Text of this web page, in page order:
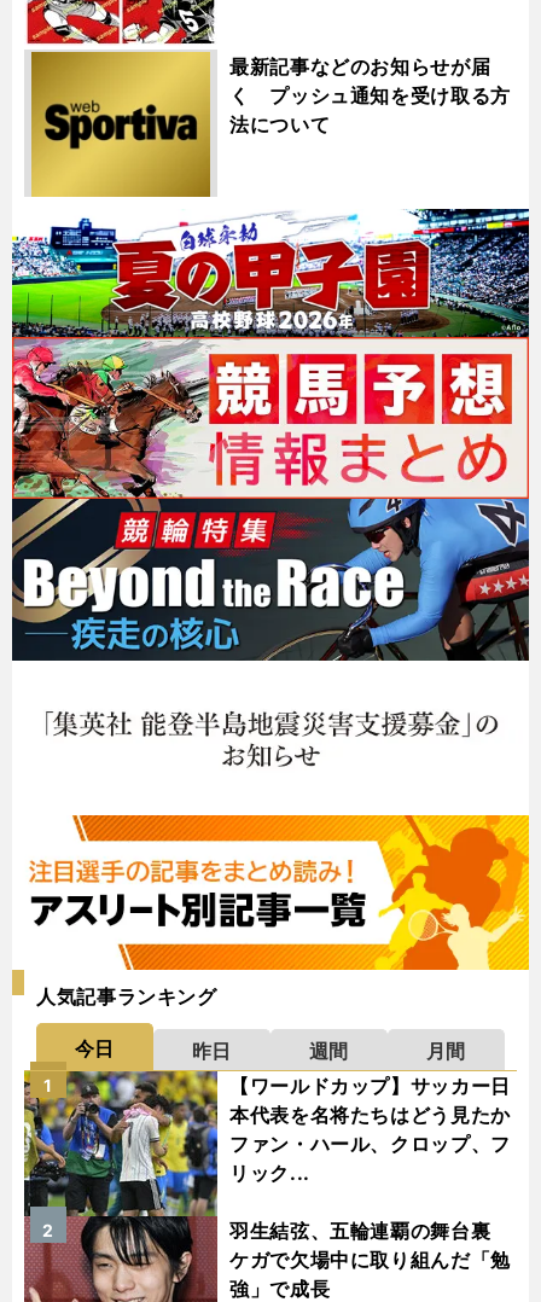
最新記事などのお知らせが届
く プッシュ通知を受け取る方
法について
人気記事ランキング
今日 昨日 週間
月間
【ワールドカップ】サッカー日
本代表を名将たちはどう見たか
ファン・ハール、クロップ、フ
リック...
1
羽生結弦、五輪連覇の舞台裏
ケガで欠場中に取り組んだ「勉
強」で成長
2